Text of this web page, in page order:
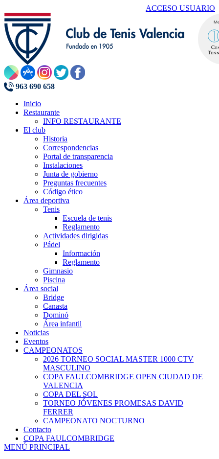
ACCESO USUARIO
963 690 658
Inicio
Restaurante
INFO RESTAURANTE
El club
Historia
Correspondencias
Portal de transparencia
Instalaciones
Junta de gobierno
Preguntas frecuentes
Código ético
Área deportiva
Tenis
Escuela de tenis
Reglamento
Actividades dirigidas
Pádel
Información
Reglamento
Gimnasio
Piscina
Área social
Bridge
Canasta
Dominó
Área infantil
Noticias
Eventos
CAMPEONATOS
2026 TORNEO SOCIAL MASTER 1000 CTV
MASCULINO
COPA FAULCOMBRIDGE OPEN CIUDAD DE
VALENCIA
COPA DEL SOL
TORNEO JÓVENES PROMESAS DAVID
FERRER
CAMPEONATO NOCTURNO
Contacto
COPA FAULCOMBRIDGE
MENÚ PRINCIPAL